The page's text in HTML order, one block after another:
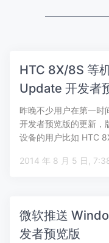
HTC 8X/8S 等
Update 开发者
昨晚不少用户在第一
开发者预览版的更新，
设备的用户比如 HTC
2014 年 8
微软推送
发者预览版